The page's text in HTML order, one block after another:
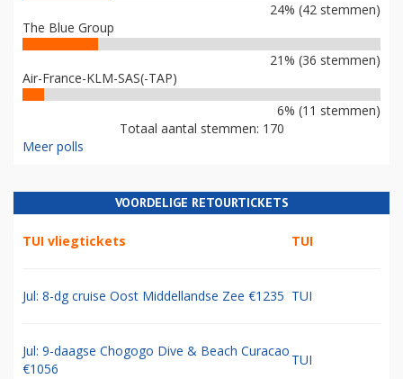
24% (42 stemmen)
The Blue Group
21% (36 stemmen)
Air-France-KLM-SAS(-TAP)
6% (11 stemmen)
Totaal aantal stemmen: 170
Meer polls
VOORDELIGE RETOURTICKETS
TUI vliegtickets TUI
Jul: 8-dg cruise Oost Middellandse Zee €1235 TUI
Jul: 9-daagse Chogogo Dive & Beach Curacao
€1056
TUI